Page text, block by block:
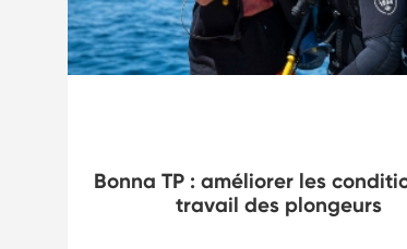
Bonna TP : améliorer les
travail des plongeurs